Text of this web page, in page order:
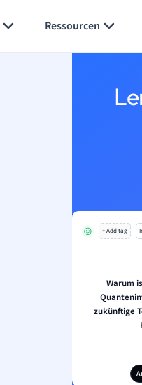
Ressourcen
+ Add tag
Warum
zukünftige